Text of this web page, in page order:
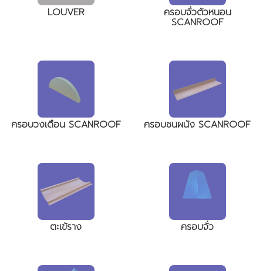
LOUVER ครอบจั่วตัวหนอน
SCANROOF
ครอบวงเดือน SCANROOF ครอบชนผนัง SCANROOF
ตะเข้ราง ครอบจั่ว